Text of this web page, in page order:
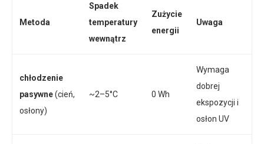
Metoda
Spadek
temperatury
wewnątrz
Zużycie
energii
Uwaga
chłodzenie
pasywne(cień,
osłony)
~2–5°C 0 Wh
Wymaga
dobrej
ekspozycji i
osłon UV